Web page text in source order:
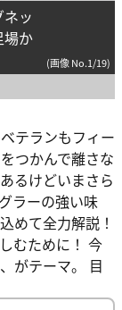
ッ
場か
(画像 No.1/19)
テランもフィー
つかんで離さな
るけどいまさら
ラーの強い味
めて全力解説！
むために！ 今
がテーマ。 目